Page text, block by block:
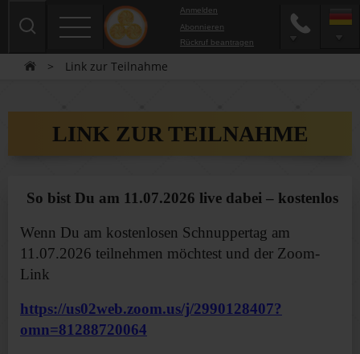
Anmelden
Abonnieren
Rückruf beantragen
> Link zur Teilnahme
LINK ZUR TEILNAHME
So bist Du am 11.07.2026 live dabei – kostenlos
Wenn Du am kostenlosen Schnuppertag am
11.07.2026 teilnehmen möchtest und der Zoom-
Link
https://us02web.zoom.us/j/2990128407?
omn=81288720064